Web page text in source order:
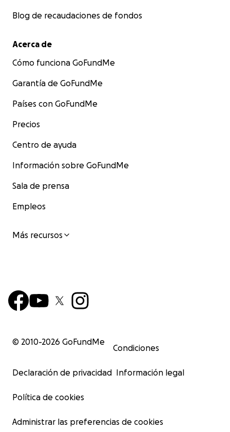
Blog de recaudaciones de fondos
Acerca de
Cómo funciona GoFundMe
Garantía de GoFundMe
Países con GoFundMe
Precios
Centro de ayuda
Información sobre GoFundMe
Sala de prensa
Empleos
Más recursos
© 2010-2026 GoFundMe
Condiciones
Declaración de privacidad Información legal
Política de cookies
Administrar las preferencias de cookies